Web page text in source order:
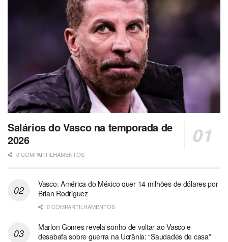
Salários do Vasco na temporada de
2026
0 COMPARTILHAMENTOS
Vasco: América do México quer 14 milhões de dólares por
Brian Rodriguez
0 COMPARTILHAMENTOS
Marlon Gomes revela sonho de voltar ao Vasco e
desabafa sobre guerra na Ucrânia: “Saudades de casa”